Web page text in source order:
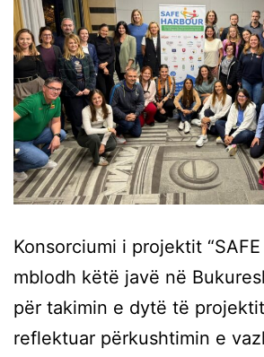
Konsorciumi i projektit “SAFE
mblodh këtë javë në
për takimin e dytë të
reflektuar përkushtimin e